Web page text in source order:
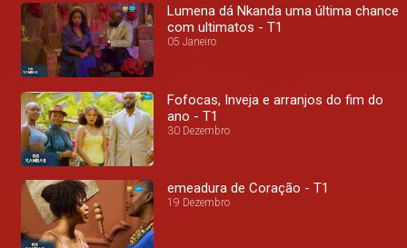
Lumena dá Nkanda uma última chance
com ultimatos - T1
05 Janeiro
Fofocas, Inveja e arranjos do fim do
ano - T1
30 Dezembro
emeadura de Coração - T1
19 Dezembro